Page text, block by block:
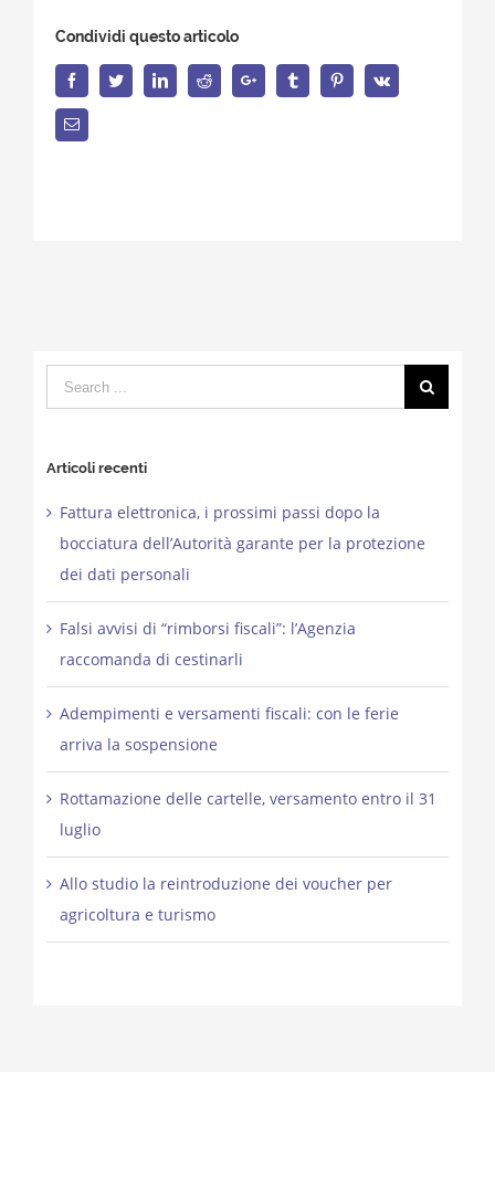
Condividi questo articolo
FacebookTwitterLinkedInReddit Google+ Tumblr PinterestVk
Email
Search
for:
Articoli recenti
Fattura elettronica, i prossimi passi dopo la
bocciatura dell’Autorità garante per la protezione
dei dati personali
Falsi avvisi di “rimborsi fiscali”: l’Agenzia
raccomanda di cestinarli
Adempimenti e versamenti fiscali: con le ferie
arriva la sospensione
Rottamazione delle cartelle, versamento entro il 31
luglio
Allo studio la reintroduzione dei voucher per
agricoltura e turismo